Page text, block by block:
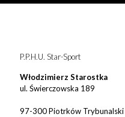
P.P.H.U. Star-Sport
Włodzimierz Starostka
ul. Świerczowska 189
97-300 Piotrków Trybunalski